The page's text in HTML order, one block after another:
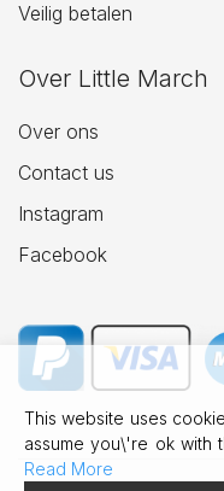
Veilig betalen
Over Little March
Over ons
Contact us
Instagram
Facebook
This website uses
assume you\'re ok with
Read More